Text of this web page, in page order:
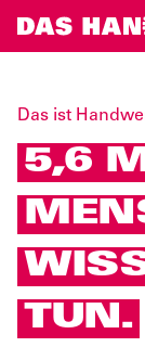
Das ist
5,6
TUN.